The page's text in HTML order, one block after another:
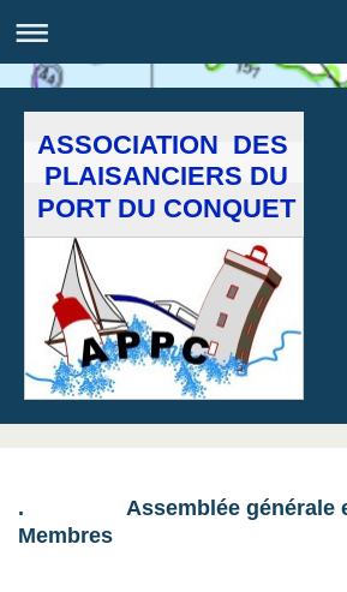
ASSOCIATION DES
PLAISANCIERS DU
PORT DU CONQUET
. Assemblée générale et
Membres